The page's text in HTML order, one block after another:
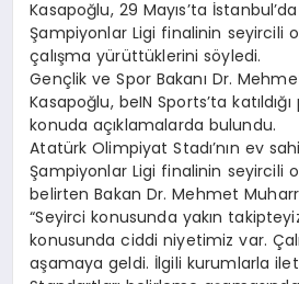
TEKNOLOJI
Kasapoğlu, 29 Mayıs’ta
Şampiyonlar Ligi finalinin seyircili
çalışma yürüttüklerini söyledi.
Gençlik ve Spor Bakanı Dr.
Kasapoğlu, beIN Sports’ta
konuda açıklamalarda bulundu.
Atatürk Olimpiyat Stadı’nın ev
Şampiyonlar Ligi finalinin seyircili
belirten Bakan Dr. Mehmet
“Seyirci konusunda yakın
konusunda ciddi niyetimiz var.
aşamaya geldi. İlgili kurumlarla